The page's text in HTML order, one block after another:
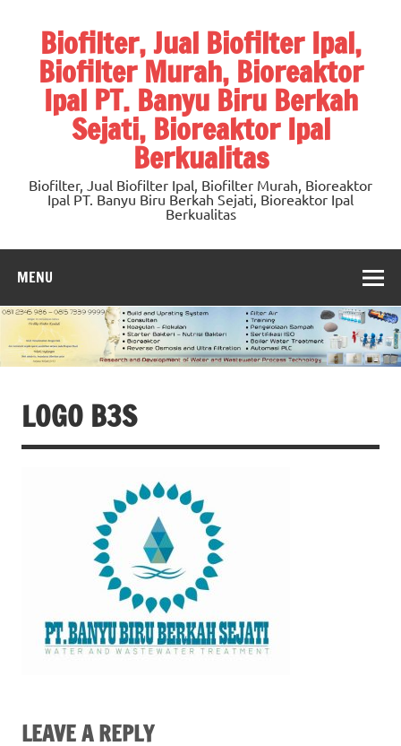
contentBiofilter, Jual Biofilter Ipal,
Biofilter Murah, Bioreaktor
Ipal PT. Banyu Biru Berkah
Sejati, Bioreaktor Ipal
Berkualitas
Biofilter, Jual Biofilter Ipal, Biofilter Murah, Bioreaktor
Ipal PT. Banyu Biru Berkah Sejati, Bioreaktor Ipal
Berkualitas
MENU
LOGO B3S
LEAVE A REPLY